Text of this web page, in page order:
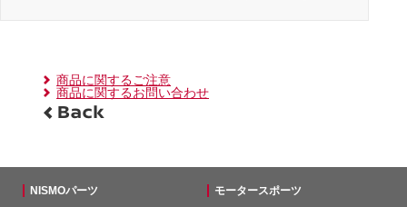
商品に関するご注意
商品に関するお問い合わせ
NISMOパーツ モータースポーツ